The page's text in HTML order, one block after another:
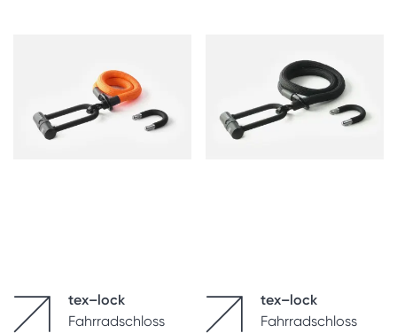
tex–lock
Fahrradschloss
tex–lock
Fahrradschloss